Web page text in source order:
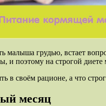
малыша грудью, встает
поэтому на строгой диете
в своём рационе, а что
месяц